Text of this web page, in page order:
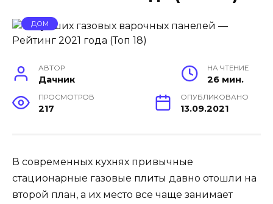
ДОМ
АВТОР
Дачник
НА ЧТЕНИЕ
26 мин.
ПРОСМОТРОВ
217
ОПУБЛИКОВАНО
13.09.2021
В современных кухнях привычные
стационарные газовые плиты давно отошли на
второй план, а их место все чаще занимает